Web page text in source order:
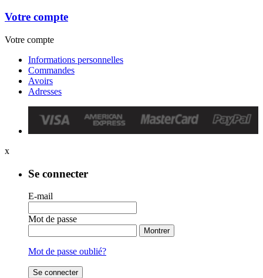
Votre compte
Votre compte
Informations personnelles
Commandes
Avoirs
Adresses
x
Se connecter
E-mail
Mot de passe
Montrer
Mot de passe oublié?
Se connecter